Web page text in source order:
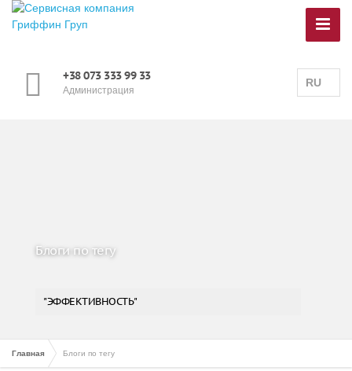
RU
+38 073 333 99 33
Администрация
Блоги по тегу
"ЭФФЕКТИВНОСТЬ"
Главная Блоги по тегу